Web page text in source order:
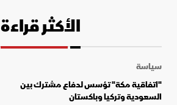
الأكثر قراءة
سياسة
"اتفاقية مكة" تؤسس لدفاع مشترك بين
السعودية وتركيا وباكستان